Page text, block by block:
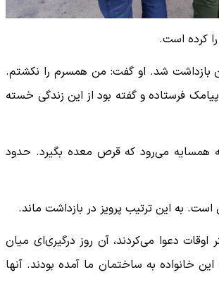
کرده است.
بازداشت شد. او گفت: من همسرم را نکشتم.
فرستاده و گفته بود از این زندگی خسته
همسایه می‌رود که قرص معده بگیرد. حدود
به این ترتیب پرویز در بازداشت ماند.
اوقات دعوا می‌کردند، آن روز درگیری‌ای میان
خانواده به ساختمان ما آمده بودند. آنها